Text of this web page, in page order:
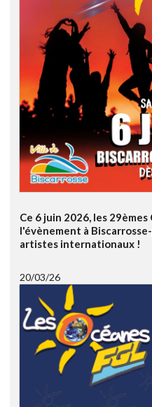
Ce 6 juin 2026, les
l'évènement à
artistes internationaux !
20/03/26